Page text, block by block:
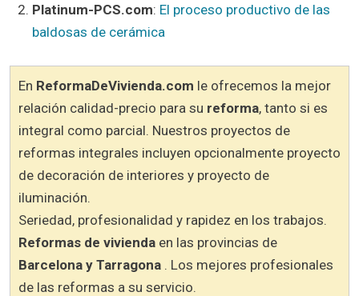
Platinum-PCS.com: El proceso productivo de las
baldosas de cerámica
En ReformaDeVivienda.com le ofrecemos la mejor
relación calidad-precio para su reforma, tanto si es
integral como parcial. Nuestros proyectos de
reformas integrales incluyen opcionalmente proyecto
de decoración de interiores y proyecto de
iluminación.
Seriedad, profesionalidad y rapidez en los trabajos.
Reformas de vivienda en las provincias de
Barcelona y Tarragona . Los mejores profesionales
de las reformas a su servicio.